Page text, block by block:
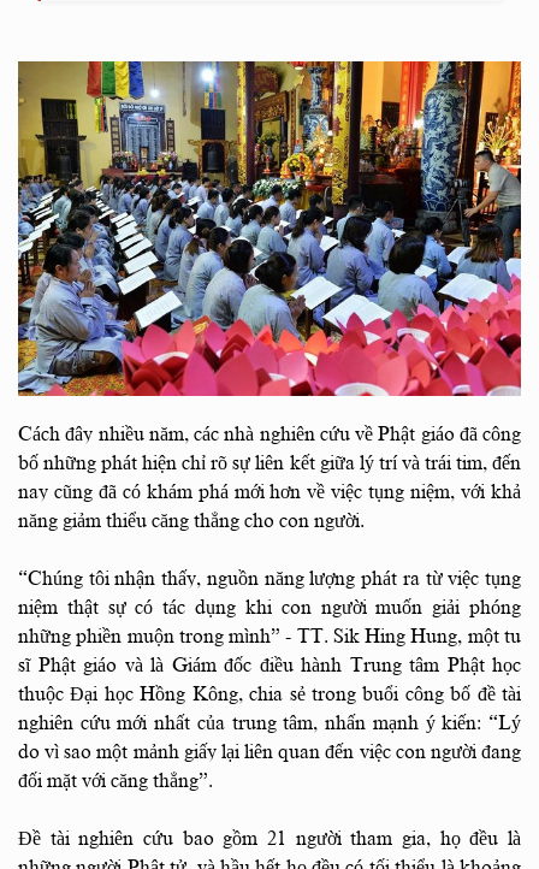
Cách đây nhiều năm, các nhà nghiên cứu về Phật giáo đã công
bố những phát hiện chỉ rõ sự liên kết giữa lý trí và trái tim, đến
nay cũng đã có khám phá mới hơn về việc tụng niệm, với khả
năng giảm thiểu căng thẳng cho con người.
“Chúng tôi nhận thấy, nguồn năng lượng phát ra từ việc tụng
niệm thật sự có tác dụng khi con người muốn giải phóng
những phiền muộn trong mình” - TT. Sik Hing Hung, một tu
sĩ Phật giáo và là Giám đốc điều hành Trung tâm Phật học
thuộc Đại học Hồng Kông, chia sẻ trong buổi công bố đề tài
nghiên cứu mới nhất của trung tâm, nhấn mạnh ý kiến: “Lý
do vì sao một mảnh giấy lại liên quan đến việc con người đang
đối mặt với căng thẳng”.
Đề tài nghiên cứu bao gồm 21 người tham gia, họ đều là